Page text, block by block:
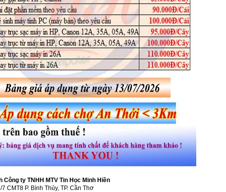
Công ty TNHH MTV Tin Học Minh Hiền
CMT8 P. Bình Thủy, TP. Cần Thơ